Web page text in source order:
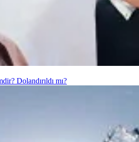
Dolandırıldı mı?